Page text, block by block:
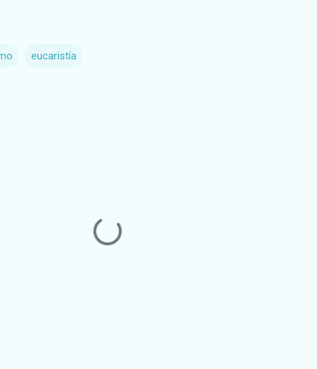
eucaristía